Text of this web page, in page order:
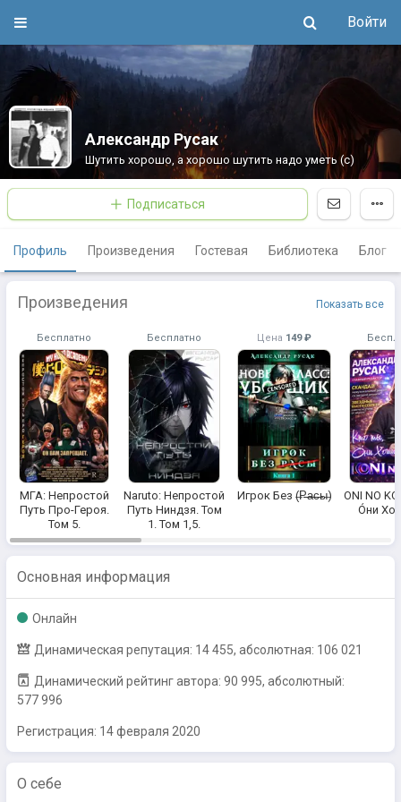
Войти
Александр Русак
Шутить хорошо, а хорошо шутить надо уметь (с)
Подписаться
Профиль Произведения Гостевая Библиотека Блог
Произведения Показать все
Бесплатно
МГА: Непростой
Путь Про-Героя.
Том 5.
Бесплатно
Naruto: Непростой
Путь Ниндзя. Том
1. Том 1,5.
Цена 149 ₽
Игрок Без (̶Р̶̶̶а̶̶̶с̶̶̶ы̶)
ONI NO
О́ни
Основная информация
Онлайн
Динамическая репутация: 14 455, абсолютная: 106 021
Динамический рейтинг автора: 90 995, абсолютный:
577 996
Регистрация: 14 февраля 2020
О себе